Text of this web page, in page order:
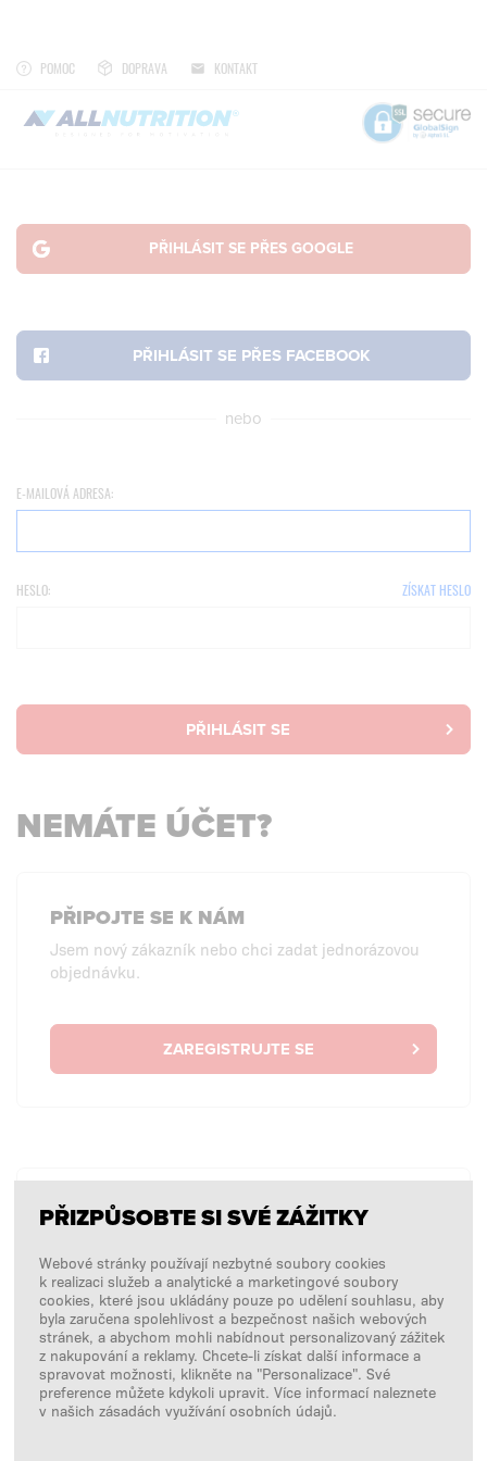
POMOC DOPRAVA KONTAKT
nebo
E-MAILOVÁ ADRESA:
HESLO: ZÍSKAT HESLO
PŘIHLÁSIT SE
NEMÁTE ÚČET?
PŘIPOJTE SE K NÁM
Jsem nový zákazník nebo chci zadat jednorázovou
objednávku.
ZAREGISTRUJTE SE
BEZ PŘIHLÁŠENÍ
NAKUPOVÁNÍ BEZ PŘIHLÁŠENÍ
PŘIZPŮSOBTE SI SVÉ ZÁŽITKY
Webové stránky používají nezbytné soubory cookies
k realizaci služeb a analytické a marketingové soubory
cookies, které jsou ukládány pouze po udělení souhlasu, aby
byla zaručena spolehlivost a bezpečnost našich webových
stránek, a abychom mohli nabídnout personalizovaný zážitek
z nakupování a reklamy. Chcete-li získat další informace a
spravovat možnosti, klikněte na "Personalizace". Své
preference můžete kdykoli upravit. Více informací naleznete
v našich zásadách využívání osobních údajů.